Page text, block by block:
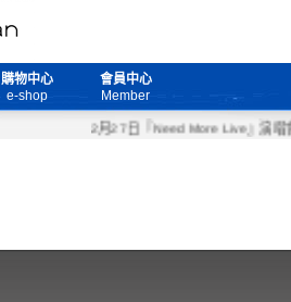
購物中心
e-shop
會員中心
Member
2月27日『Need More Live』演唱會取消公告